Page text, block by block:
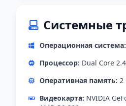
Системные
Операционная система:
Процессор: Dual Core
Оперативная память: 2
Видеокарта: NVIDIA